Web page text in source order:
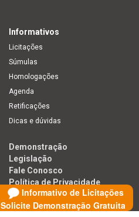
Informativo de Licitações
Solicite Demonstração Gratuita
Informativos
Licitações
Súmulas
Homologações
Agenda
Retificações
Dicas e dúvidas
Demonstração
Legislação
Fale Conosco
Política de Privacidade